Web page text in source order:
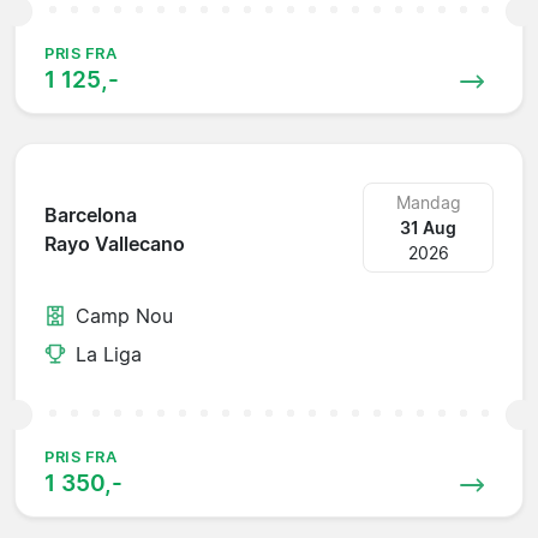
PRIS FRA
1 125,-
Barcelona
Rayo Vallecano
Mandag
31 Aug
2026
Camp Nou
La Liga
PRIS FRA
1 350,-